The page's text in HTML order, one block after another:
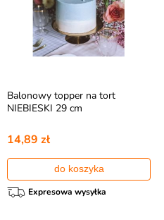
Balonowy topper na tort
NIEBIESKI 29 cm
14,89 zł
do koszyka
Expresowa wysyłka